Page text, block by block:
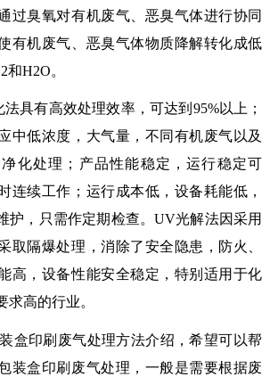
过臭氧对有机废气、恶臭气体进行协同
有机废气、恶臭气体物质降解转化成低
H2O。
具有高效处理效率，可达到95%以上；
中低浓度，大气量，不同有机废气以及
化处理；产品性能稳定，运行稳定可
连续工作；运行成本低，设备耗能低，
护，只需作定期检查。UV光解法因采用
取隔爆处理，消除了安全隐患，防火、
高，设备性能安全稳定，特别适用于化
求高的行业。
盒印刷废气处理方法介绍，希望可以帮
装盒印刷废气处理，一般是需要根据废